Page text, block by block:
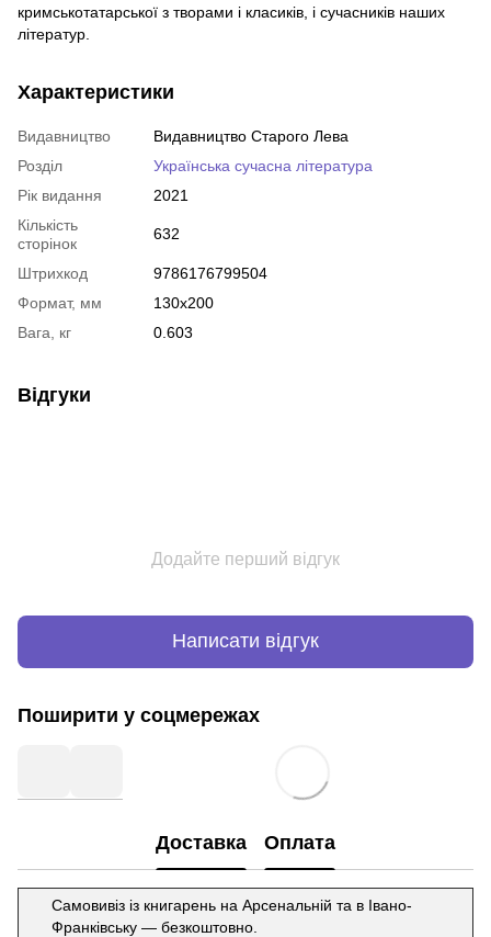
кримськотатарської з творами і класиків, і сучасників наших
літератур.
Характеристики
Видавництво
Видавництво Старого Лева
Розділ
Українська сучасна література
Рік видання
2021
Кількість
сторінок
632
Штрихкод
9786176799504
Формат, мм
130х200
Вага, кг
0.603
Відгуки
Додайте перший відгук
Написати відгук
Поширити у соцмережах
Доставка Оплата
Самовивіз із книгарень на Арсенальній та в Івано-
Франківську — безкоштовно.